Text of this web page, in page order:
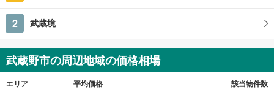
2 武蔵境
武蔵野市の周辺地域の価格相場
エリア 平均価格 該当物件数